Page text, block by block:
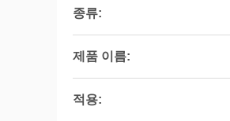
종류:
제품 이름:
적용: